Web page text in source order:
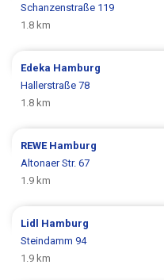
Schanzenstraße 119
1.8 km
Edeka Hamburg
Hallerstraße 78
1.8 km
REWE Hamburg
Altonaer Str. 67
1.9 km
Lidl Hamburg
Steindamm 94
1.9 km